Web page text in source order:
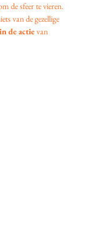
de sfeer te vieren.
van de gezellige
de actie van